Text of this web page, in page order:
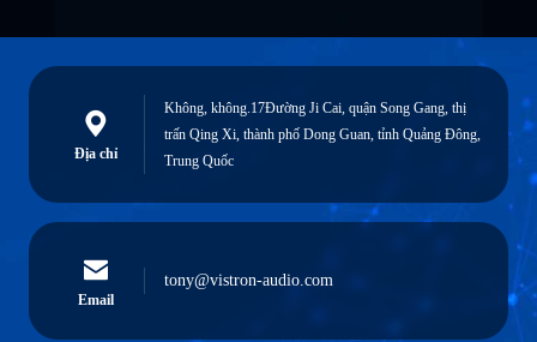
Địa chỉ
Không, không.17Đường Ji Cai, quận Song Gang, thị
trấn Qing Xi, thành phố Dong Guan, tỉnh Quảng Đông,
Trung Quốc
Email
tony@vistron-audio.com